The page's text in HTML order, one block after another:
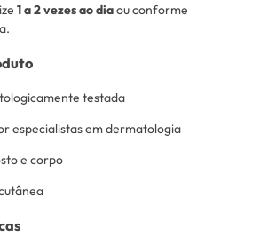
1 a 2 vezes ao diaou conforme
testada
especialistas em dermatologia
e corpo